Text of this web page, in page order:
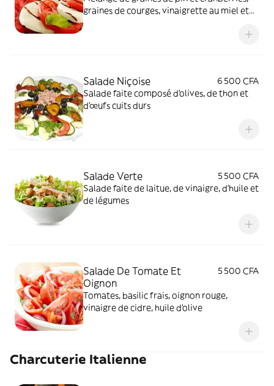
graines de courges, vinaigrette au miel et
Salade Niçoise
6 500 CFA
Salade faite composé d'olives, de thon et
d'œufs cuits durs
Salade Verte
5 500 CFA
Salade faite de laitue, de vinaigre, d'huile et
de légumes
Salade De Tomate Et
Oignon
5 500 CFA
Tomates, basilic frais, oignon rouge,
vinaigre de cidre, huile d'olive
Charcuterie Italienne